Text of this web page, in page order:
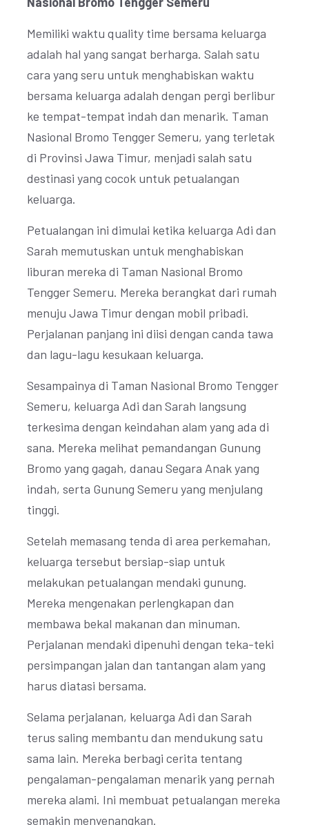
Memiliki waktu quality time bersama keluarga
adalah hal yang sangat berharga. Salah satu
cara yang seru untuk menghabiskan waktu
bersama keluarga adalah dengan pergi berlibur
ke tempat-tempat indah dan menarik. Taman
Nasional Bromo Tengger Semeru, yang terletak
di Provinsi Jawa Timur, menjadi salah satu
destinasi yang cocok untuk petualangan
keluarga.
Petualangan ini dimulai ketika keluarga Adi dan
Sarah memutuskan untuk menghabiskan
liburan mereka di Taman Nasional Bromo
Tengger Semeru. Mereka berangkat dari rumah
menuju Jawa Timur dengan mobil pribadi.
Perjalanan panjang ini diisi dengan canda tawa
dan lagu-lagu kesukaan keluarga.
Sesampainya di Taman Nasional Bromo Tengger
Semeru, keluarga Adi dan Sarah langsung
terkesima dengan keindahan alam yang ada di
sana. Mereka melihat pemandangan Gunung
Bromo yang gagah, danau Segara Anak yang
indah, serta Gunung Semeru yang menjulang
tinggi.
Setelah memasang tenda di area perkemahan,
keluarga tersebut bersiap-siap untuk
melakukan petualangan mendaki gunung.
Mereka mengenakan perlengkapan dan
membawa bekal makanan dan minuman.
Perjalanan mendaki dipenuhi dengan teka-teki
persimpangan jalan dan tantangan alam yang
harus diatasi bersama.
Selama perjalanan, keluarga Adi dan Sarah
terus saling membantu dan mendukung satu
sama lain. Mereka berbagi cerita tentang
pengalaman-pengalaman menarik yang pernah
mereka alami. Ini membuat petualangan mereka
semakin menyenangkan.